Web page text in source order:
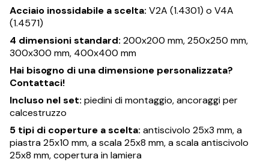
Acciaio inossidabile a scelta: V2A (1.4301) o V4A
(1.4571)
4 dimensioni standard: 200x200 mm, 250x250 mm,
300x300 mm, 400x400 mm
Hai bisogno di una dimensione personalizzata?
Contattaci!
Incluso nel set: piedini di montaggio, ancoraggi per
calcestruzzo
5 tipi di coperture a scelta: antiscivolo 25x3 mm, a
piastra 25x10 mm, a scala 25x8 mm, a scala antiscivolo
25x8 mm, copertura in lamiera